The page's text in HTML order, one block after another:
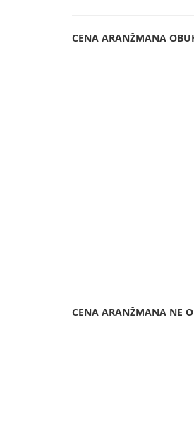
CENA ARANŽMANA
CENA ARANŽMANA NE